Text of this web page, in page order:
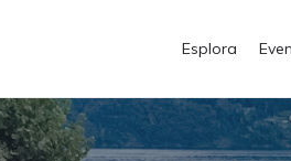
Esplora